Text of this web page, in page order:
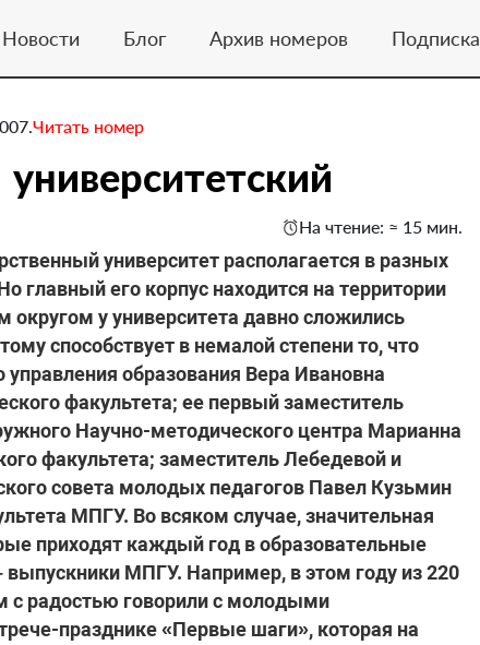
Новости Блог Архив номеров Подписка
Читать номер
На чтение: ≈ 15 мин.
университет располагается в разных
главный его корпус находится на территории
округом у университета давно сложились
способствует в немалой степени то, что
образования Вера Ивановна
факультета; ее первый заместитель
Научно-методического центра Марианна
факультета; заместитель Лебедевой и
совета молодых педагогов Павел Кузьмин
МПГУ. Во всяком случае, значительная
приходят каждый год в образовательные
выпускники МПГУ. Например, в этом году из 220
с радостью говорили с молодыми
празднике «Первые шаги», которая на